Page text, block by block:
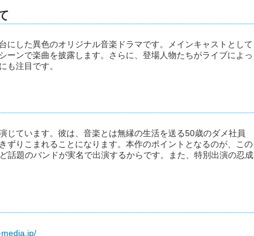
にした異色のオリジナル音楽ドラマです。メインキャストとして
ーンで楽曲を披露します。さらに、登場人物たちがライブによっ
も注目です。
じています。彼は、音楽とは無縁の生活を送る50歳のダメ社員
ずりこまれることになります。本作のポイントとなるのが、この
話題のバンドが実名で出演するからです。また、特別出演の忍成